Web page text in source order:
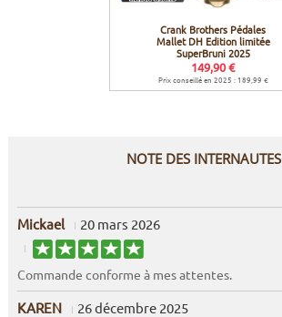
Crank Brothers Pédales
Mallet DH Edition limitée
SuperBruni 2025
149,90 €
Prix conseillé en 2025 : 189,99 €
NOTE DES INTERNAUTES
Mickael 20 mars 2026
Commande conforme à mes attentes.
KAREN 26 décembre 2025